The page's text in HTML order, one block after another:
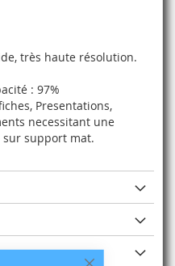
très haute résolution.
: 97%
Presentations,
necessitant une
support mat.